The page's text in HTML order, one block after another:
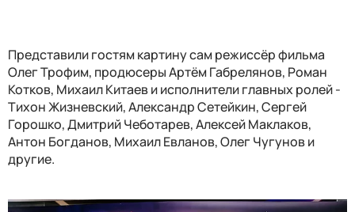
Представили гостям картину сам режиссёр фильма
Олег Трофим, продюсеры Артём Габрелянов, Роман
Котков, Михаил Китаев и исполнители главных ролей -
Тихон Жизневский, Александр Сетейкин, Сергей
Горошко, Дмитрий Чеботарев, Алексей Маклаков,
Антон Богданов, Михаил Евланов, Олег Чугунов и
другие.